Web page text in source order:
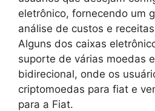
eletrônico, fornecendo um
análise de custos e
Alguns dos caixas
suporte de várias moedas
bidirecional, onde os
criptomoedas para fiat e
para a Fiat.